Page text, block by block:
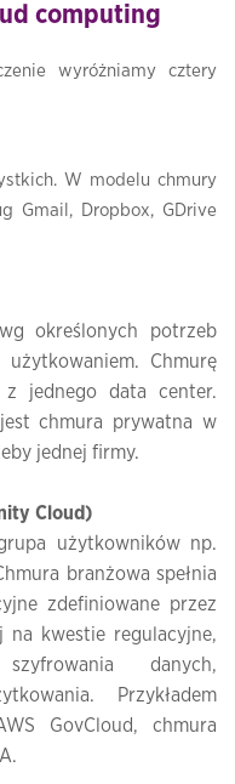
computing
wyróżniamy cztery
W modelu chmury
Gmail, Dropbox, GDrive
określonych potrzeb
Chmurę
jednego data center.
chmura prywatna w
jednej firmy.
Cloud)
użytkowników np.
branżowa spełnia
zdefiniowane przez
na kwestie regulacyjne,
danych,
Przykładem
GovCloud, chmura